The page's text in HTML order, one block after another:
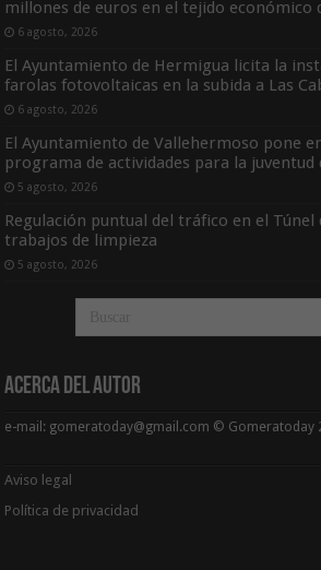
millones de euros en el tejido económico
6 agosto, 2026
El Ayuntamiento de Hermigua licita la
farolas fotovoltaicas en la subida a Las
6 agosto, 2026
El Ayuntamiento de Vallehermoso pone
programa de actividades para la juventud
5 agosto, 2026
Regulación puntual del tráfico en el Túnel
trabajos de limpieza
5 agosto, 2026
Acerca del Autor
e-mail: gomeratoday@gmail.com © Gomeratoday
Aviso legal
Política de privacidad